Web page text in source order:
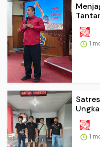
1
1